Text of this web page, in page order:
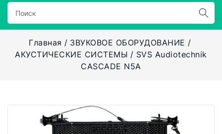
Главная
ЗВУКОВОЕ ОБОРУДОВАНИЕ
АКУСТИЧЕСКИЕ СИСТЕМЫ
SVS Audiotechnik
CASCADE N5A